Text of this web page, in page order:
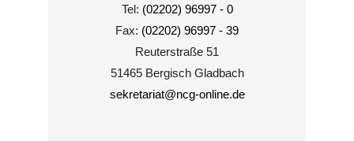
Tel: (02202) 96997 - 0
Fax: (02202) 96997 - 39
Reuterstraße 51
51465 Bergisch Gladbach
sekretariat@ncg-online.de